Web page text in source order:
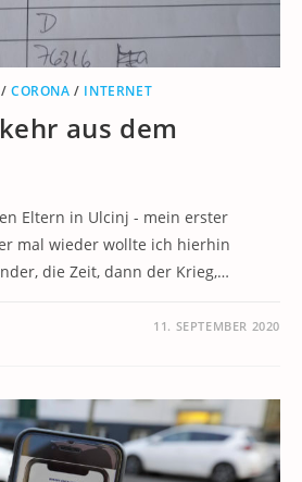
/CORONA / INTERNET
aus dem
Eltern in Ulcinj - mein erster
mal wieder wollte ich hierhin
die Zeit, dann der Krieg,…
11. SEPTEMBER 2020